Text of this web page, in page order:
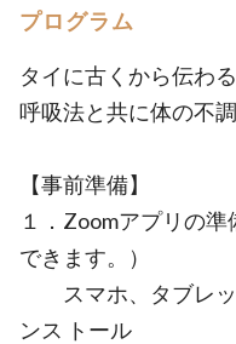
プログラム
タイに古くから伝わ
呼吸法と共に体の不
【事前準備】
１．Zoomアプリの
できます。）
スマホ、タブレッ
ンス トール